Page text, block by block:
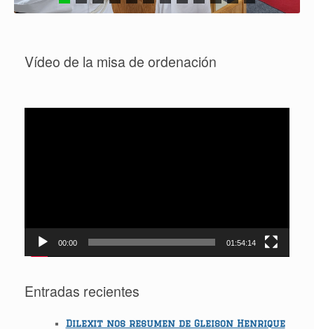
Vídeo de la misa de ordenación
00:00 01:54:14
Entradas recientes
Dilexit nos resumen de Gleison Henrique